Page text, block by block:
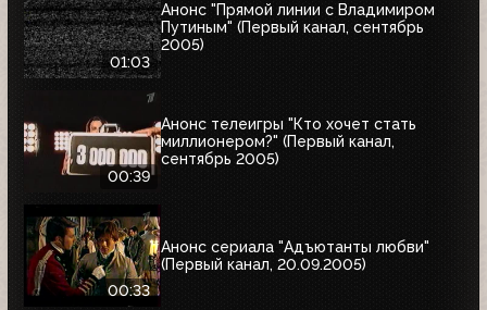
01:03
Анонс "Прямой линии с Владимиром
Путиным" (Первый канал, сентябрь
2005)
00:39
Анонс телеигры "Кто хочет стать
миллионером?" (Первый канал,
сентябрь 2005)
00:33
Анонс сериала "Адъютанты любви"
(Первый канал, 20.09.2005)